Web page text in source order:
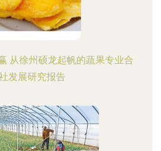
从徐州硕龙起帆的蔬果专业合
发展研究报告